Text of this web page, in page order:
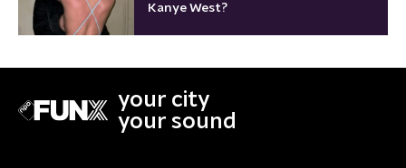
Kanye West?
your city
your sound